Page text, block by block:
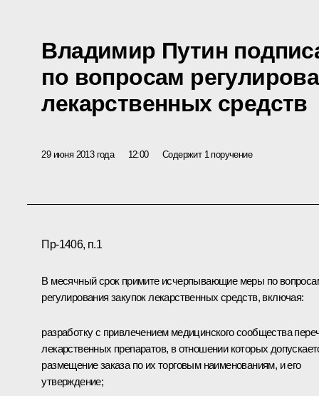
Владимир Путин
по вопросам
лекарственных средств
29 июня 2013 года 12:00 Содержит 1 поручение
Пр-1406, п.1
В месячный срок примите исчерпывающие меры по
регулирования закупок лекарственных средств, включая:
разработку с привлечением медицинского сообщества
лекарственных препаратов, в отношении которых
размещение заказа по их торговым наименованиям, и его
утверждение;